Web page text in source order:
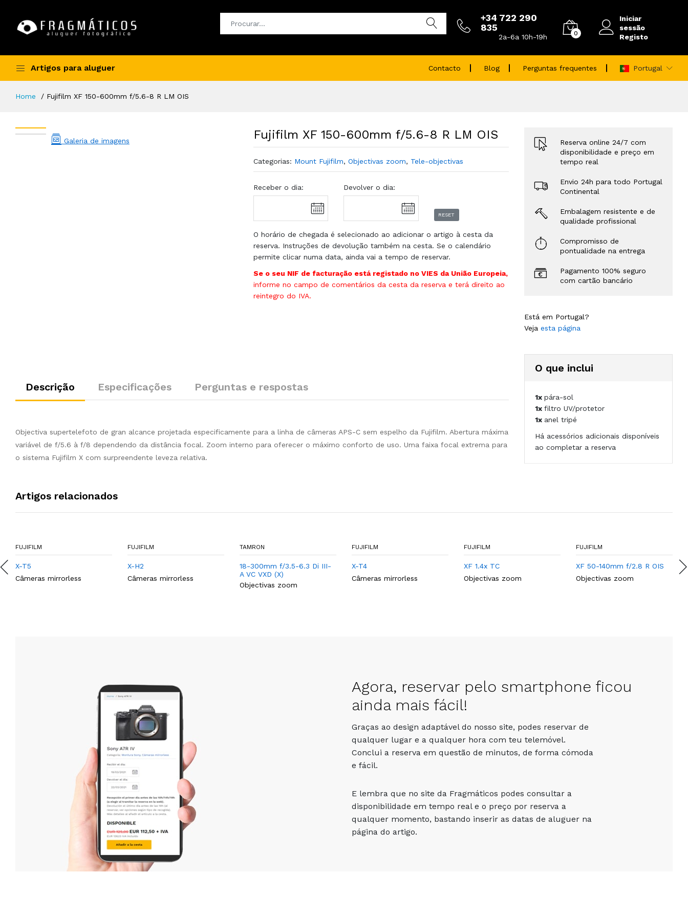
+34 722 290
835
2a-6a 10h-19h 0
Iniciar
sessão
Registo
Artigos para aluguer Contacto Blog Perguntas frequentes Portugal
Home Fujifilm XF 150-600mm f/5.6-8 R LM OIS
Galeria de imagens Fujifilm XF 150-600mm f/5.6-8 R LM OIS
Categorias: Mount Fujifilm, Objectivas zoom, Tele-objectivas
Receber o dia: Devolver o dia:
RESET
O horário de chegada é selecionado ao adicionar o artigo à cesta da
reserva. Instruções de devolução também na cesta. Se o calendário
permite clicar numa data, ainda vai a tempo de reservar.
Se o seu NIF de facturação está registado no VIES da União Europeia,
informe no campo de comentários da cesta da reserva e terá direito ao
reintegro do IVA.
Descrição Especificações Perguntas e respostas
Objectiva supertelefoto de gran alcance projetada especificamente para a linha de câmeras APS-C sem espelho da Fujifilm. Abertura máxima
variável de f/5.6 à f/8 dependendo da distância focal. Zoom interno para oferecer o máximo conforto de uso. Uma faixa focal extrema para
o sistema Fujifilm X com surpreendente leveza relativa.
Reserva online 24/7 com
disponibilidade e preço em
tempo real
Envio 24h para todo Portugal
Continental
Embalagem resistente e de
qualidade profissional
Compromisso de
pontualidade na entrega
Pagamento 100% seguro
com cartão bancário
Está em Portugal?
Veja esta página
O que inclui
1x pára-sol
1x filtro UV/protetor
1x anel tripé
Há acessórios adicionais disponíveis
ao completar a reserva
Artigos relacionados
FUJIFILM
X-T5
Câmeras mirrorless
FUJIFILM
X-H2
Câmeras mirrorless
TAMRON
18-300mm f/3.5-6.3 Di III-
A VC VXD (X)
Objectivas zoom
FUJIFILM
X-T4
Câmeras mirrorless
FUJIFILM
XF 1.4x TC
Objectivas zoom
FUJIFILM
XF 50-140mm f/2.8 R OIS
Objectivas zoom
Agora, reservar pelo smartphone ficou
ainda mais fácil!
Graças ao design adaptável do nosso site, podes reservar de
qualquer lugar e a qualquer hora com teu telemóvel.
Conclui a reserva em questão de minutos, de forma cómoda
e fácil.
E lembra que no site da Fragmáticos podes consultar a
disponibilidade em tempo real e o preço por reserva a
qualquer momento, bastando inserir as datas de aluguer na
página do artigo.